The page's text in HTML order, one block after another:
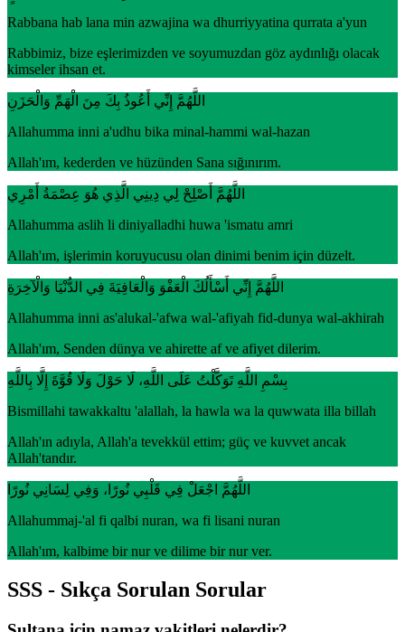
Rabbana hab lana min azwajina wa dhurriyyatina qurrata a'yun
Rabbimiz, bize eşlerimizden ve soyumuzdan göz aydınlığı olacak
kimseler ihsan et.
اللَّهُمَّ إِنِّي أَعُوذُ بِكَ مِنَ الْهَمِّ وَالْحَزَنِ
Allahumma inni a'udhu bika minal-hammi wal-hazan
Allah'ım, kederden ve hüzünden Sana sığınırım.
اللَّهُمَّ أَصْلِحْ لِي دِينِي الَّذِي هُوَ عِصْمَةُ أَمْرِي
Allahumma aslih li diniyalladhi huwa 'ismatu amri
Allah'ım, işlerimin koruyucusu olan dinimi benim için düzelt.
اللَّهُمَّ إِنِّي أَسْأَلُكَ الْعَفْوَ وَالْعَافِيَةَ فِي الدُّنْيَا وَالْآخِرَةِ
Allahumma inni as'alukal-'afwa wal-'afiyah fid-dunya wal-akhirah
Allah'ım, Senden dünya ve ahirette af ve afiyet dilerim.
بِسْمِ اللَّهِ تَوَكَّلْتُ عَلَى اللَّهِ، لَا حَوْلَ وَلَا قُوَّةَ إِلَّا بِاللَّهِ
Bismillahi tawakkaltu 'alallah, la hawla wa la quwwata illa billah
Allah'ın adıyla, Allah'a tevekkül ettim; güç ve kuvvet ancak
Allah'tandır.
اللَّهُمَّ اجْعَلْ فِي قَلْبِي نُورًا، وَفِي لِسَانِي نُورًا
Allahummaj-'al fi qalbi nuran, wa fi lisani nuran
Allah'ım, kalbime bir nur ve dilime bir nur ver.
SSS - Sıkça Sorulan Sorular